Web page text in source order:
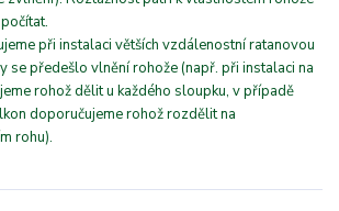
při instalaci větších vzdálenostní ratanovou
se předešlo vlnění rohože (např. při instalaci na
rohož dělit u každého sloupku, v případě
doporučujeme rohož rozdělit na
rohu).